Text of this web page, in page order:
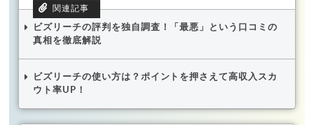
ビズリーチの評判を独自調査！「最悪」という口コミの
真相を徹底解説
ビズリーチの使い方は？ポイントを押さえて高収入スカ
ウト率UP！